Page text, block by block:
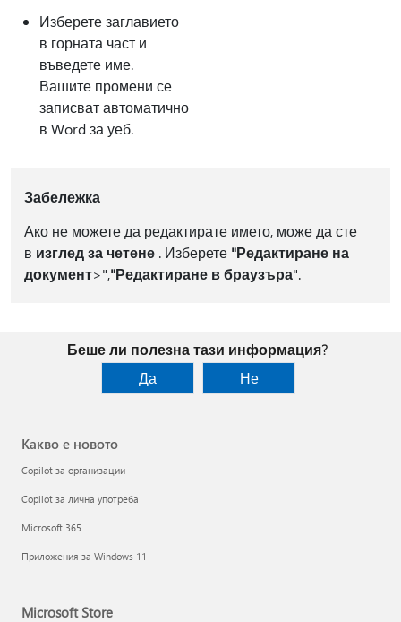
Изберете заглавието
в горната част и
въведете име.
Вашите промени се
записват автоматично
в Word за уеб.
Забележка
Ако не можете да редактирате името, може да сте
в изглед за четене. Изберете "Редактиране на
документ>","Редактиране в браузъра".
Беше ли полезна тази информация?
Да
Не
Какво е новото
Copilot за организации
Copilot за лична употреба
Microsoft 365
Приложения за Windows 11
Microsoft Store